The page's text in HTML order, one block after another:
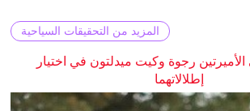
المزيد من التحقيقات السياحية
رجوة وكيت ميدلتون في اختيار
إطلالاتهما